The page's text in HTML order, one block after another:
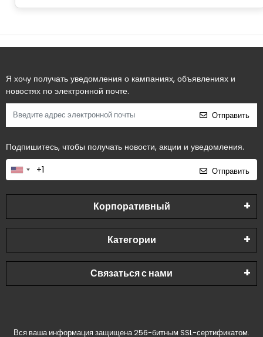
Я хочу получать уведомления о кампаниях, объявлениях и
новостях по электронной почте.
Отправить
Подпишитесь, чтобы получать новости, акции и уведомления.
Отправить
Корпоративный
Категории
Связаться с нами
Вся ваша информация защищена 256-битным SSL-сертификатом.